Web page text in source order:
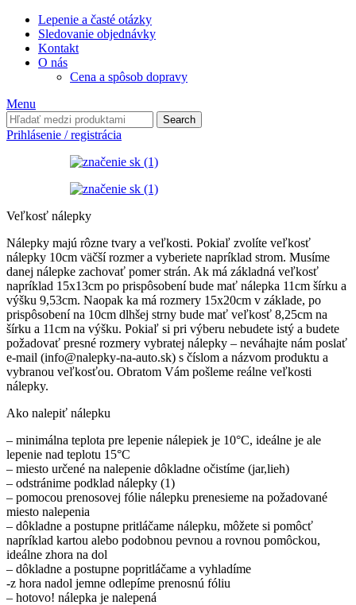
Lepenie a časté otázky
Sledovanie objednávky
Kontakt
O nás
Cena a spôsob dopravy
Menu
Search
Prihlásenie / registrácia
Veľkosť nálepky
Nálepky majú rôzne tvary a veľkosti. Pokiaľ zvolíte veľkosť
nálepky 10cm väčší rozmer a vyberiete napríklad strom. Musíme
danej nálepke zachovať pomer strán. Ak má základná veľkosť
napríklad 15x13cm po prispôsobení bude mať nálepka 11cm šírku a
výšku 9,53cm. Naopak ka má rozmery 15x20cm v základe, po
prispôsobení na 10cm dlhšej strny bude mať veľkosť 8,25cm na
šírku a 11cm na výšku. Pokiaľ si pri výberu nebudete istý a budete
požadovať presné rozmery vybratej nálepky – neváhajte nám poslať
e-mail (info@nalepky-na-auto.sk) s číslom a názvom produktu a
vybranou veľkosťou. Obratom Vám pošleme reálne veľkosti
nálepky.
Ako nalepiť nálepku
– minimálna teplota pre lepenie nálepiek je 10°C, ideálne je ale
lepenie nad teplotu 15°C
– miesto určené na nalepenie dôkladne očistíme (jar,lieh)
– odstránime podklad nálepky (1)
– pomocou prenosovej fólie nálepku prenesieme na požadované
miesto nalepenia
– dôkladne a postupne pritláčame nálepku, môžete si pomôcť
napríklad kartou alebo podobnou pevnou a rovnou pomôckou,
ideálne zhora na dol
– dôkladne a postupne popritláčame a vyhladíme
-z hora nadol jemne odlepíme prenosnú fóliu
– hotovo! nálepka je nalepená